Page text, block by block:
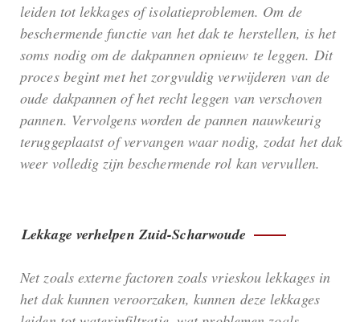
leiden tot lekkages of isolatieproblemen. Om de
beschermende functie van het dak te herstellen, is het
soms nodig om de dakpannen opnieuw te leggen. Dit
proces begint met het zorgvuldig verwijderen van de
oude dakpannen of het recht leggen van verschoven
pannen. Vervolgens worden de pannen nauwkeurig
teruggeplaatst of vervangen waar nodig, zodat het dak
weer volledig zijn beschermende rol kan vervullen.
Lekkage verhelpen Zuid-Scharwoude
Net zoals externe factoren zoals vrieskou lekkages in
het dak kunnen veroorzaken, kunnen deze lekkages